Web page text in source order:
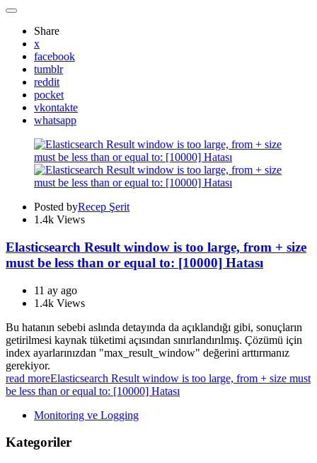
Share
x
facebook
tumblr
reddit
pocket
vkontakte
whatsapp
Posted byRecep Şerit
1.4k Views
Elasticsearch Result window is too large, from + size
must be less than or equal to: [10000] Hatası
11 ay ago
1.4k Views
Bu hatanın sebebi aslında detayında da açıklandığı gibi, sonuçların
getirilmesi kaynak tüketimi açısından sınırlandırılmış. Çözümü için
index ayarlarınızdan "max_result_window" değerini arttırmanız
gerekiyor.
read moreElasticsearch Result window is too large, from + size must
be less than or equal to: [10000] Hatası
Monitoring ve Logging
Kategoriler